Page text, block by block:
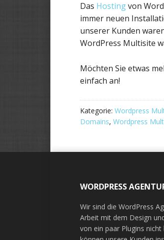
Das Hostingvon
immer neuen
unserer Kunden
WordPress Multisite
Möchten Sie etwas
einfach an!
Kategorie: Wordpress
Domains, Wordpress
WORDPRESS
Wir sind die WordPress
Arbeit mit dem Design
von ein paar Plugins